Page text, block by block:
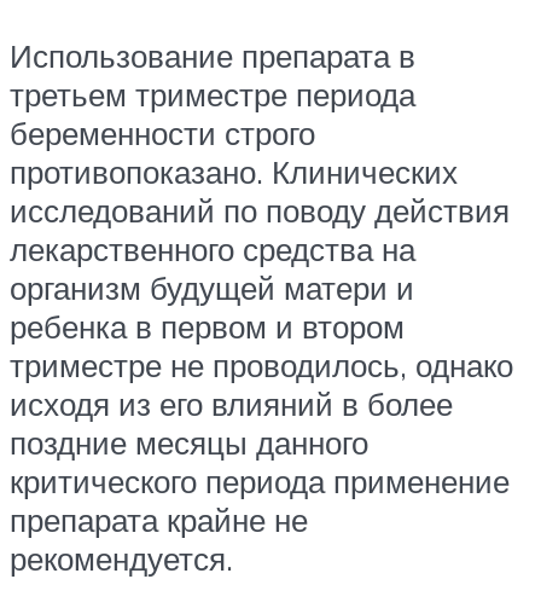
Использование препарата в
третьем триместре периода
беременности строго
противопоказано. Клинических
исследований по поводу действия
лекарственного средства на
организм будущей матери и
ребенка в первом и втором
триместре не проводилось, однако
исходя из его влияний в более
поздние месяцы данного
критического периода применение
препарата крайне не
рекомендуется.